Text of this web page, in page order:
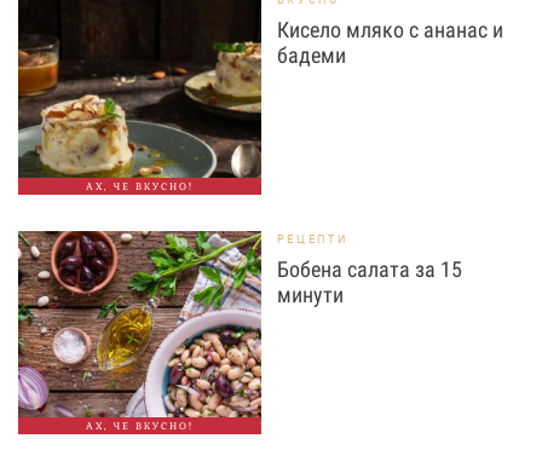
АХ, ЧЕ ВКУСНО!
Кисело мляко с ананас и
бадеми
АХ, ЧЕ ВКУСНО!
РЕЦЕПТИ
Бобена салата за 15
минути